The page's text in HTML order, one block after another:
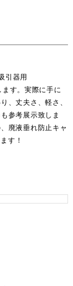
引器用
す。実際に手に
、丈夫さ、軽さ、
参考展示致しま
廃液垂れ防止キャ
す！